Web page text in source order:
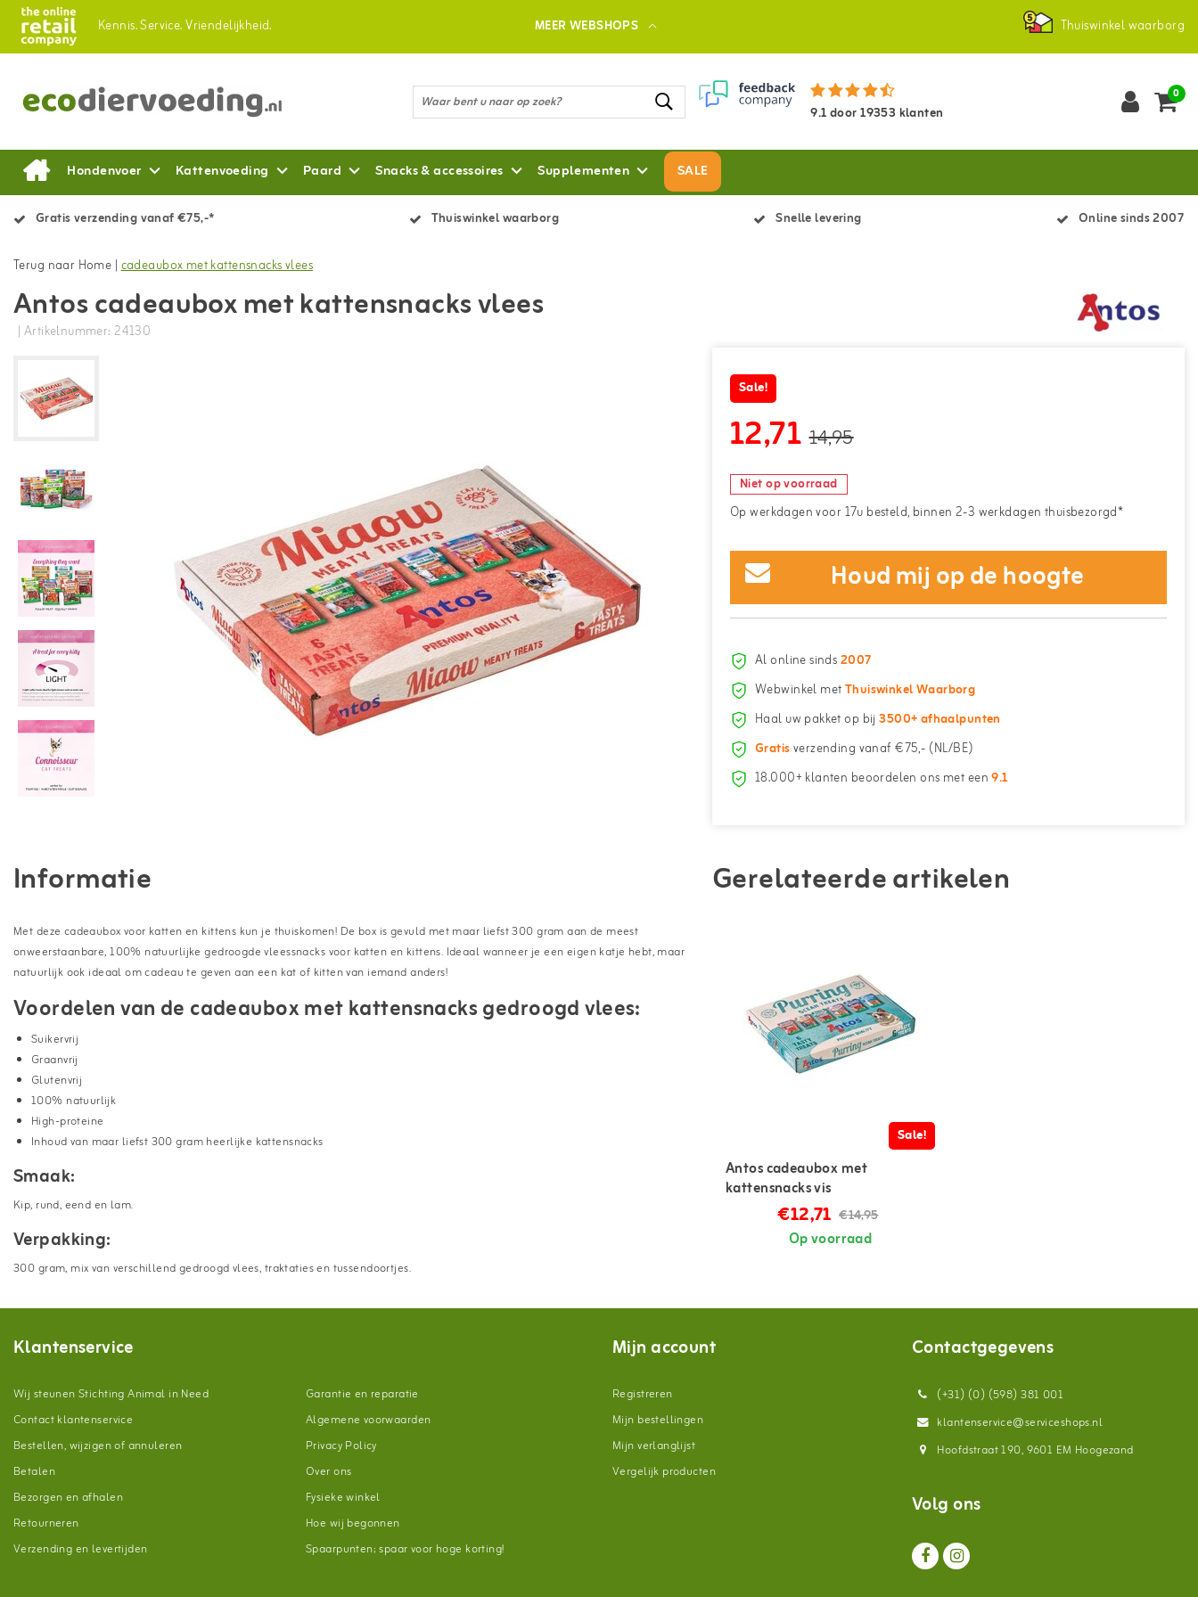
Kennis.Service.Vriendelijkheid. MEER WEBSHOPS Thuiswinkel waarborg
9.1door19353 klanten
0
Hondenvoer Kattenvoeding Paard Snacks & accessoires Supplementen SALE
Gratis verzending vanaf €75,-* Thuiswinkel waarborg Snelle levering Online sinds 2007
Terug naar Home |cadeaubox met kattensnacks vlees
Antos cadeaubox met kattensnacks vlees
| Artikelnummer: 24130
Sale!
12,71 14,95
Niet op voorraad
Op werkdagen voor 17u besteld, binnen 2-3 werkdagen thuisbezorgd*
Houd mij op de hoogte
Al online sinds2007
Webwinkel metThuiswinkel Waarborg
Haal uw pakket op bij3500+ afhaalpunten
Gratisverzending vanaf €75,- (NL/BE)
18.000+ klanten beoordelen ons met een9.1
Informatie
Met deze cadeaubox voor katten en kittens kun je thuiskomen! De box is gevuld met maar liefst 300 gram aan de meest
onweerstaanbare, 100% natuurlijke gedroogde vleessnacks voor katten en kittens. Ideaal wanneer je een eigen katje hebt, maar
natuurlijk ook ideaal om cadeau te geven aan een kat of kitten van iemand anders!
Voordelen van de cadeaubox met kattensnacks gedroogd vlees:
Suikervrij
Graanvrij
Glutenvrij
100% natuurlijk
High-proteine
Inhoud van maar liefst 300 gram heerlijke kattensnacks
Smaak:
Kip, rund, eend en lam.
Verpakking:
300 gram, mix van verschillend gedroogd vlees, traktaties en tussendoortjes.
Gerelateerde artikelen
Sale!
Antos cadeaubox met
kattensnacks vis
€12,71 €14,95
Op voorraad
Klantenservice
Wij steunen Stichting Animal in Need
Contact klantenservice
Bestellen, wijzigen of annuleren
Betalen
Bezorgen en afhalen
Retourneren
Verzending en levertijden
Garantie en reparatie
Algemene voorwaarden
Privacy Policy
Over ons
Fysieke winkel
Hoe wij begonnen
Spaarpunten; spaar voor hoge korting!
Mijn account
Registreren
Mijn bestellingen
Mijn verlanglijst
Vergelijk producten
Contactgegevens
(+31) (0) (598) 381 001
klantenservice@serviceshops.nl
Hoofdstraat 190, 9601 EM Hoogezand
Volg ons